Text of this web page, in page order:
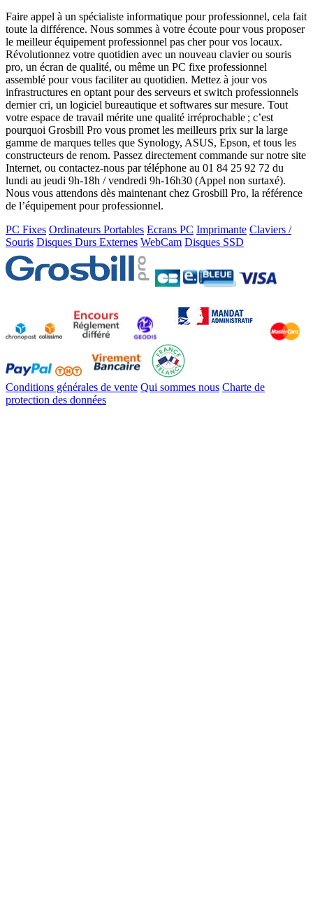
Faire appel à un spécialiste informatique pour professionnel, cela fait
toute la différence. Nous sommes à votre écoute pour vous proposer
le meilleur équipement professionnel pas cher pour vos locaux.
Révolutionnez votre quotidien avec un nouveau clavier ou souris
pro, un écran de qualité, ou même un PC fixe professionnel
assemblé pour vous faciliter au quotidien. Mettez à jour vos
infrastructures en optant pour des serveurs et switch professionnels
dernier cri, un logiciel bureautique et softwares sur mesure. Tout
votre espace de travail mérite une qualité irréprochable ; c’est
pourquoi Grosbill Pro vous promet les meilleurs prix sur la large
gamme de marques telles que Synology, ASUS, Epson, et tous les
constructeurs de renom. Passez directement commande sur notre site
Internet, ou contactez-nous par téléphone au 01 84 25 92 72 du
lundi au jeudi 9h-18h / vendredi 9h-16h30 (Appel non surtaxé).
Nous vous attendons dès maintenant chez Grosbill Pro, la référence
de l’équipement pour professionnel.
PC Fixes Ordinateurs Portables Ecrans PC Imprimante Claviers /
Souris Disques Durs Externes WebCam Disques SSD
Conditions générales de vente Qui sommes nous Charte de
protection des données